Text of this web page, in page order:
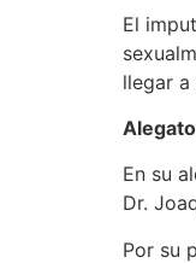
El
llegar
En su
Dr.
Por su